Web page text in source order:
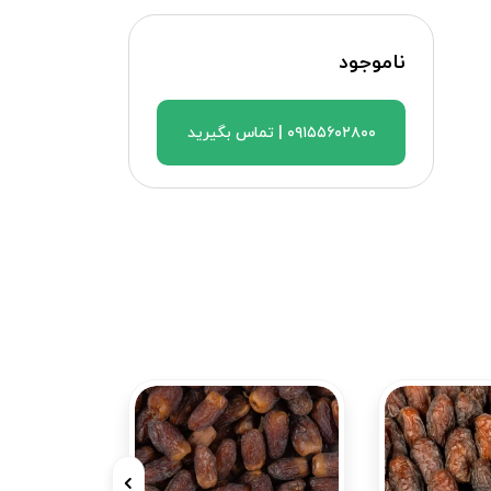
ناموجود
۰۹۱۵۵۶۰۲۸۰۰ | تماس بگیرید